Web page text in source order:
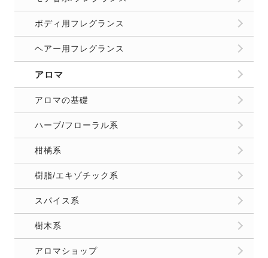
ボディ用フレグランス
ヘアー用フレグランス
アロマ
アロマの基礎
ハーブ/フローラル系
柑橘系
樹脂/エキゾチック系
スパイス系
樹木系
アロマショップ